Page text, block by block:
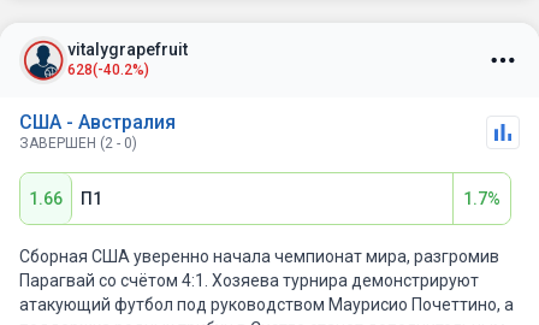
vitalygrapefruit
628(-40.2%)
США - Австралия
ЗАВЕРШЕН (2 - 0)
1.66 П1 1.7%
Сборная США уверенно начала чемпионат мира, разгромив
Парагвай со счётом 4:1. Хозяева турнира демонстрируют
атакующий футбол под руководством Маурисио Почеттино, а